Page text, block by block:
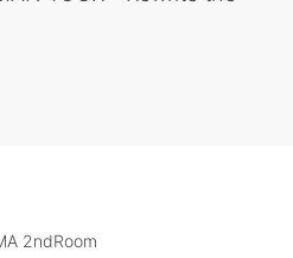
2ndRoom